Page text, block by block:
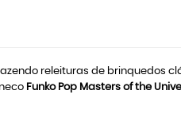
releituras de brinquedos
Funko Pop Masters of the